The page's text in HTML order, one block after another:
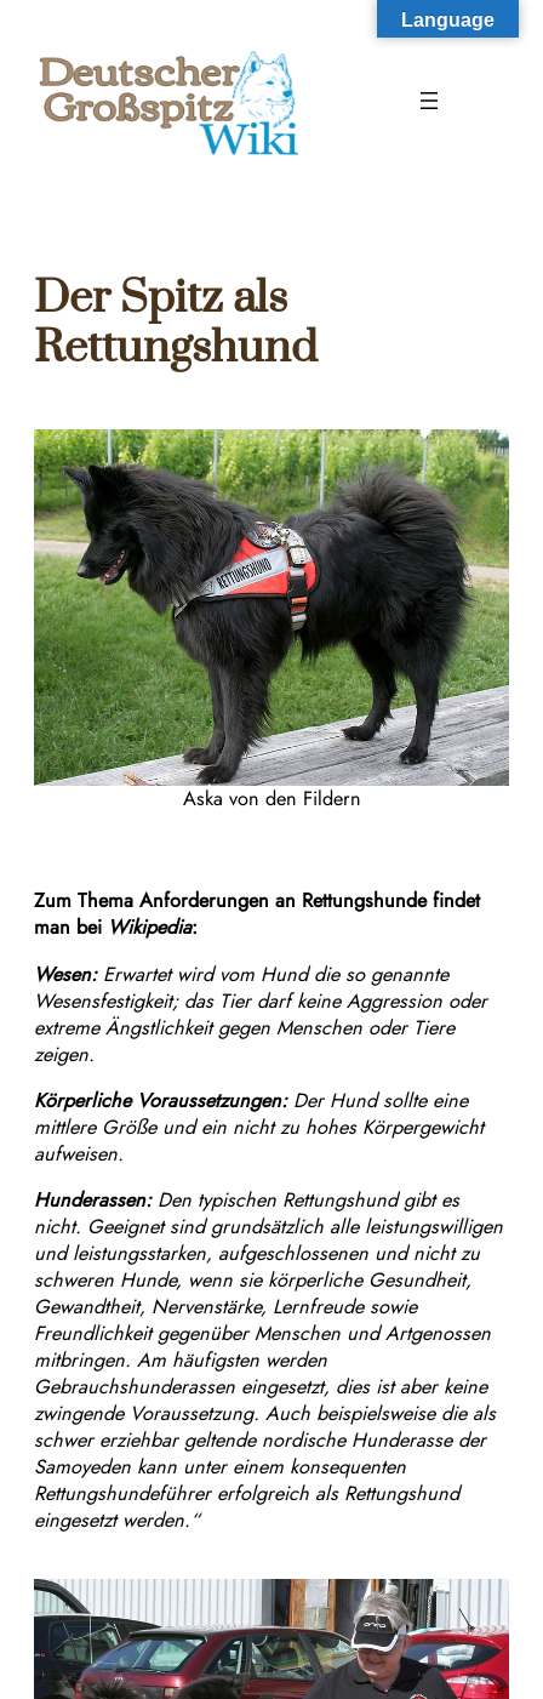
springen
Der Spitz als
Rettungshund
Aska von den Fildern
Zum Thema Anforderungen an Rettungshunde findet
man bei Wikipedia:
Wesen:Erwartet wird vom Hund die so genannte
Wesensfestigkeit; das Tier darf keine Aggression oder
extreme Ängstlichkeit gegen Menschen oder Tiere
zeigen.
Körperliche Voraussetzungen:Der Hund sollte eine
mittlere Größe und ein nicht zu hohes Körpergewicht
aufweisen.
Hunderassen: Den typischen Rettungshund gibt es
nicht. Geeignet sind grundsätzlich alle leistungswilligen
und leistungsstarken, aufgeschlossenen und nicht zu
schweren Hunde, wenn sie körperliche Gesundheit,
Gewandtheit, Nervenstärke, Lernfreude sowie
Freundlichkeit gegenüber Menschen und Artgenossen
mitbringen. Am häufigsten werden
Gebrauchshunderassen eingesetzt, dies ist aber keine
zwingende Voraussetzung. Auch beispielsweise die als
schwer erziehbar geltende nordische Hunderasse der
Samoyeden kann unter einem konsequenten
Rettungshundeführer erfolgreich als Rettungshund
eingesetzt werden.“
Language